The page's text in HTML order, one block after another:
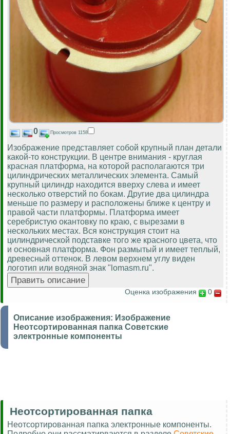
0 Просмотров 1158
Изображение представляет собой крупный план детали
какой-то конструкции. В центре внимания - круглая
красная платформа, на которой располагаются три
цилиндрических металлических элемента. Самый
крупный цилиндр находится вверху слева и имеет
несколько отверстий по бокам. Другие два цилиндра
меньше по размеру и расположены ближе к центру и
правой части платформы. Платформа имеет
серебристую окантовку по краю, с вырезами в
нескольких местах. Вся конструкция стоит на
цилиндрической подставке того же красного цвета, что
и основная платформа. Фон размытый и имеет теплый,
древесный оттенок. В левом верхнем углу виден
логотип или водяной знак "lomasm.ru".
Оценка изображения 0
Описание изображения: Изображение
Неотсортированная папка Советские
электронные компоненты
Неотсортированная папка
Неотсортированная папка электронные компоненты.